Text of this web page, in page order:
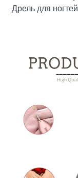
Дрель для ногтей